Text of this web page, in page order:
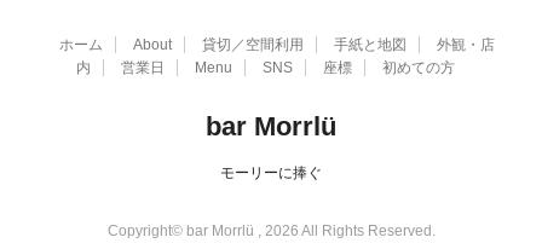
ホーム About 貸切／空間利用 手紙と地図
外観・店
内
営業日 Menu SNS 座標 初めての方
bar Morrlü
モーリーに捧ぐ
Copyright© bar Morrlü , 2026 All Rights Reserved.